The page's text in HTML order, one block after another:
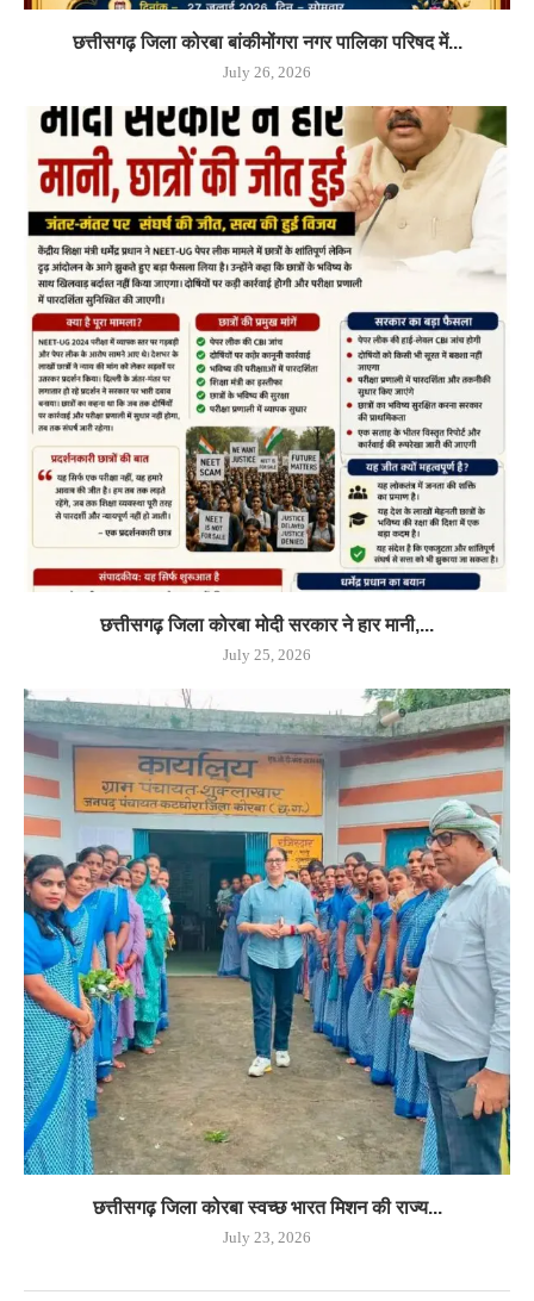
छत्तीसगढ़ जिला कोरबा बांकीमोंगरा नगर पालिका परिषद में...
July 26, 2026
छत्तीसगढ़ जिला कोरबा मोदी सरकार ने हार मानी,...
July 25, 2026
छत्तीसगढ़ जिला कोरबा स्वच्छ भारत मिशन की राज्य...
July 23, 2026